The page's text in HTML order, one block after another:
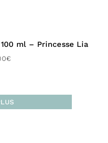
de la racine de radis.
ml – Princesse Lia
€